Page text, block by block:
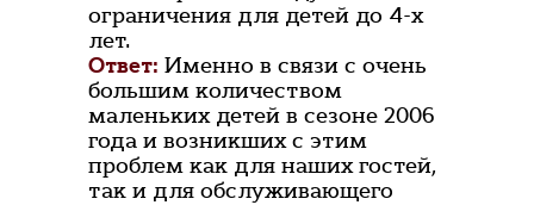
ограничения для детей до 4-х
лет.
Ответ: Именно в связи с очень
большим количеством
маленьких детей в сезоне 2006
года и возникших с этим
проблем как для наших гостей,
так и для обслуживающего